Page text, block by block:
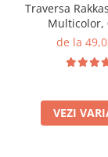
Traversa
Multicolor,
de la
VEZI